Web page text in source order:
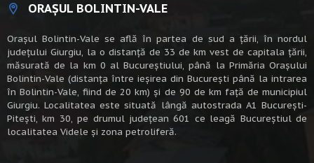
ORAȘUL BOLINTIN-VALE
Oraşul Bolintin-Vale se află în partea de sud a ţării, în nordul
judeţului Giurgiu, la o distanţă de 33 de km vest de capitala țării,
măsurată de la km 0 al Bucureștiului, până la Primăria Orașului
Bolintin-Vale (distanța între ieșirea din București până la intrarea
în Bolintin-Vale, fiind de 20 km) şi de 90 de km faţă de municipiul
Giurgiu. Localitatea este situată lângă autostrada A1 Bucureşti-
Piteşti, km 30, pe drumul judeţean 601 ce leagă Bucureştiul de
localitatea Videle şi zona petroliferă.